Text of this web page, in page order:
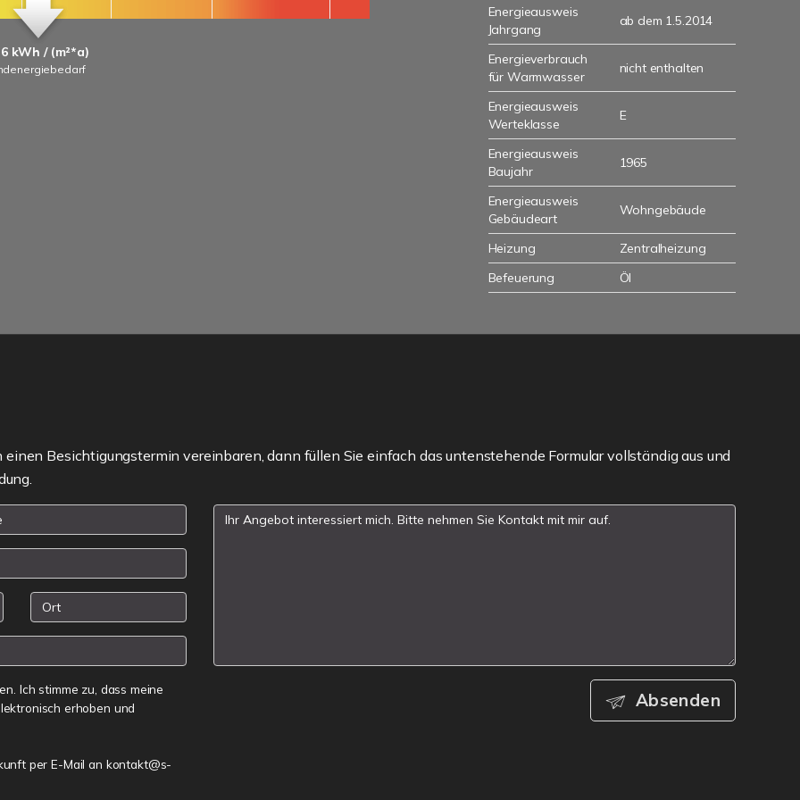
kWh / (m²*a)
Energieausweis
Jahrgang
ab dem 1.5.2014
Energieverbrauch
für Warmwasser
nicht enthalten
Energieausweis
Werteklasse
E
Energieausweis
Baujahr
1965
Energieausweis
Gebäudeart
Wohngebäude
Heizung
Zentralheizung
Befeuerung
Öl
Besichtigungstermin vereinbaren, dann füllen Sie einfach das untenstehende Formular vollständig aus und
Ich stimme zu, dass meine
erhoben und
per E-Mail an kontakt@s-
Absenden